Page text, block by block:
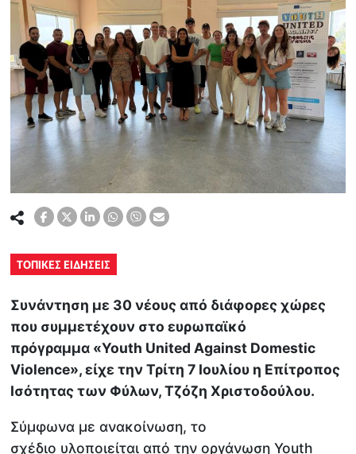
ΤΟΠΙΚΕΣ ΕΙΔΗΣΕΙΣ
Συνάντηση με 30 νέους από διάφορες χώρες
που συμμετέχουν στο ευρωπαϊκό
πρόγραμμα «Youth United Against Domestic
Violence», είχε την Τρίτη 7 Ιουλίου η Επίτροπος
Ισότητας των Φύλων, Τζόζη Χριστοδούλου.
Σύμφωνα με ανακοίνωση, το
σχέδιο υλοποιείται από την οργάνωση Youth